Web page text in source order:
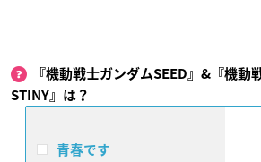
『機動戦士ガンダムSEED』&『機動
STINY​​』は？
青春です